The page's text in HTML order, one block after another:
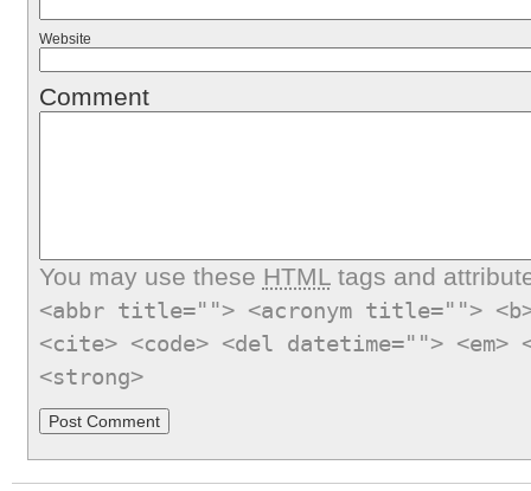
Website
Comment
You may use these HTMLtags and
<abbr title=""> <acronym title="">
<cite> <code> <del datetime="">
<strong>